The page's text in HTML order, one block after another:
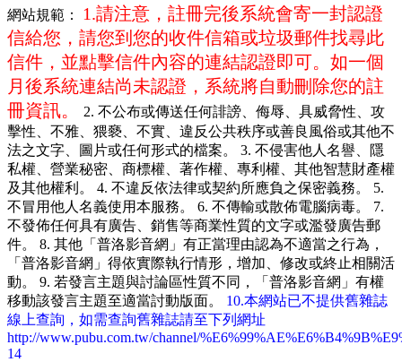
網站規範： 1.請注意，註冊完後系統會寄一封認證
信給您，請您到您的收件信箱或垃圾郵件找尋此
信件，並點擊信件內容的連結認證即可。如一個
月後系統連結尚未認證，系統將自動刪除您的註
冊資訊。
2. 不公布或傳送任何誹謗、侮辱、具威脅性、攻
擊性、不雅、猥褻、不實、違反公共秩序或善良風俗或其他不
法之文字、圖片或任何形式的檔案。 3. 不侵害他人名譽、隱
私權、營業秘密、商標權、著作權、專利權、其他智慧財產權
及其他權利。 4. 不違反依法律或契約所應負之保密義務。 5.
不冒用他人名義使用本服務。 6. 不傳輸或散佈電腦病毒。 7.
不發佈任何具有廣告、銷售等商業性質的文字或濫發廣告郵
件。 8. 其他「普洛影音網」有正當理由認為不適當之行為，
「普洛影音網」得依實際執行情形，增加、修改或終止相關活
動。 9. 若發言主題與討論區性質不同，「普洛影音網」有權
移動該發言主題至適當討動版面。 10.本網站已不提供舊雜誌
線上查詢，如需查詢舊雜誌請至下列網址
http://www.pubu.com.tw/channel/
14